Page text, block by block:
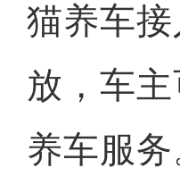
猫养车
放，车
养车服务